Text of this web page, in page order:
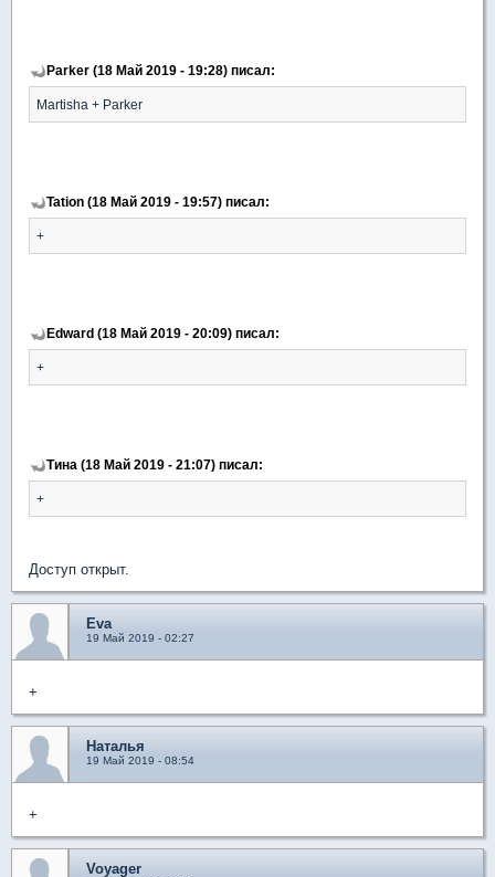
Parker (18 Май 2019 - 19:28) писал:
Martisha + Parker
Tation (18 Май 2019 - 19:57) писал:
+
Edward (18 Май 2019 - 20:09) писал:
+
Тина (18 Май 2019 - 21:07) писал:
+
Доступ открыт.
Eva
19 Май 2019 - 02:27
+
Наталья
19 Май 2019 - 08:54
+
Voyager